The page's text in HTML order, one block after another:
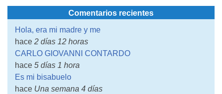
Comentarios recientes
Hola, era mi madre y me
hace 2 días 12 horas
CARLO GIOVANNI CONTARDO
hace 5 días 1 hora
Es mi bisabuelo
hace Una semana 4 días